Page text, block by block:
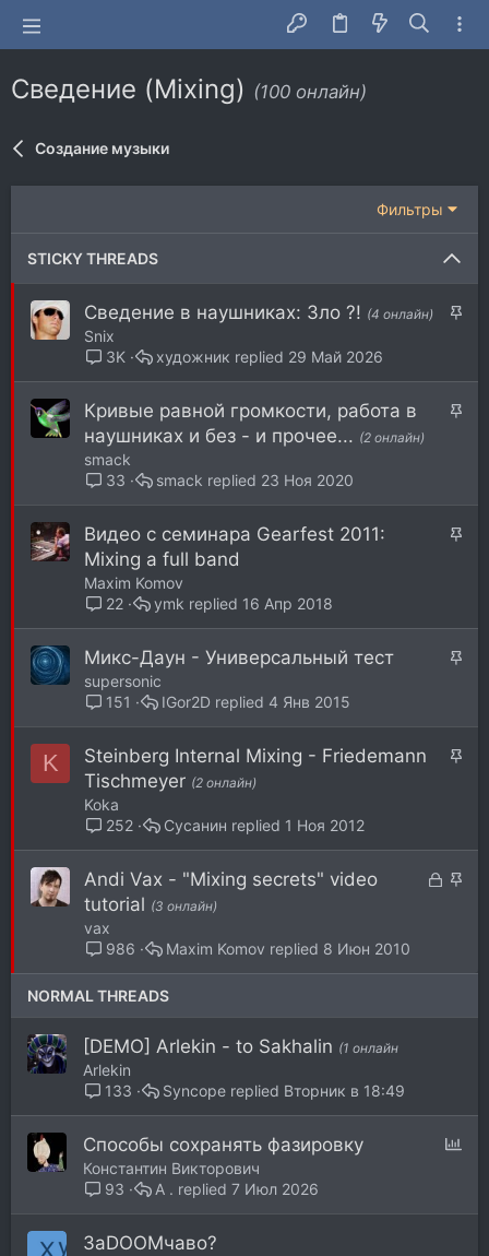
Сведение (Mixing) (100 онлайн)
Создание музыки
Фильтры
STICKY THREADS
З
р
е
Сведение в наушниках: Зло ?! (4 онлайн)
Snix
3K
29 Май 2026
художник
З
е
п
Кривые равной громкости, работа в
наушниках и без - и прочее... (2 онлайн)
smack
33
23 Ноя 2020
smack
З
е
п
Видео с семинара Gearfest 2011:
Mixing a full band
Maxim Komov
22
16 Апр 2018
ymk
З
р
е
Микс-Даун - Универсальный тест
supersonic
151
4 Янв 2015
IGor2D
K
З
е
п
Steinberg Internal Mixing - Friedemann
Tischmeyer (2 онлайн)
Koka
252
1 Ноя 2012
Сусанин
З
ы
а
З
е
л
Andi Vax - "Mixing secrets" video
tutorial (3 онлайн)
vax
986
8 Июн 2010
Maxim Komov
NORMAL THREADS
[DEMO] Arlekin - to Sakhalin (1 онлайн
Arlekin
133
Вторник в 18:49
Syncope
о
Способы сохранять фазировку
Константин Викторович
93
7 Июл 2026
A .
ЗаDOOMчаво?